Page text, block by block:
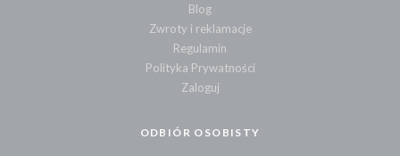
Blog
Zwroty i reklamacje
Regulamin
Polityka Prywatności
Zaloguj
ODBIÓR OSOBISTY